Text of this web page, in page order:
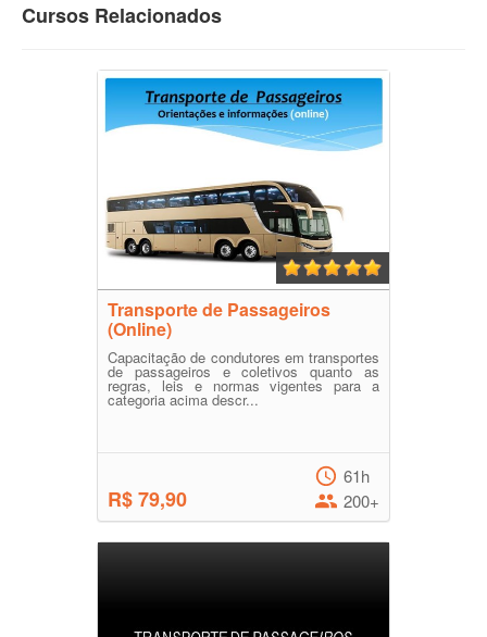
Cursos Relacionados
Transporte de Passageiros
(Online)
Capacitação de condutores em transportes
de passageiros e coletivos quanto as
regras, leis e normas vigentes para a
categoria acima descr...
R$ 79,90
61h
200+